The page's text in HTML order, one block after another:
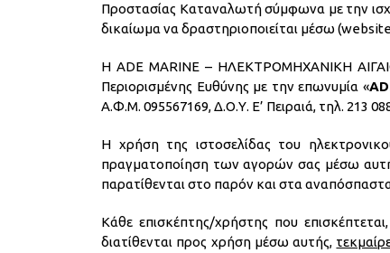
Προστασίας Καταναλωτή σύμφωνα με την
δικαίωμα να δραστηριοποιείται μέσω
Η ADE MARINE – ΗΛΕΚΤΡΟΜΗΧΑΝΙΚΗ
Περιορισμένης Ευθύνης με την επωνυμία «
Α.Φ.Μ. 095567169, Δ.Ο.Υ. Ε’ Πειραιά, τηλ. 213
Η χρήση της ιστοσελίδας του
πραγματοποίηση των αγορών σας μέσω
παρατίθενται στο παρόν και στα
Κάθε επισκέπτης/χρήστης που
διατίθενται προς χρήση μέσω αυτής,